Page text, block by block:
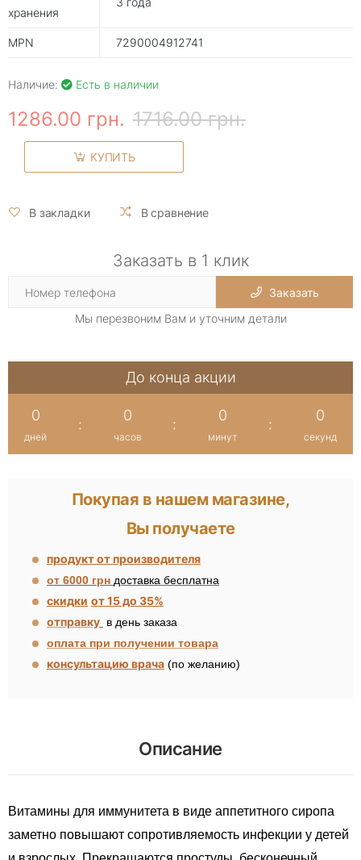
хранения
MPN 7290004912741
Наличие: Есть в наличии
1286.00 грн. 1716.00 грн.
КУПИТЬ
В закладки В сравнение
Заказать в 1 клик
Заказать
Мы перезвоним Вам и уточним детали
До конца акции
0
дней
:
0
часов
:
0
минут
:
0
секунд
Покупая в нашем магазине,
Вы получаете
продукт от производителя
от 6000 грн доставка бесплатна
скидки от 15 до 35%
отправку в день заказа
оплата при получении товара
консультацию врача (по желанию)
Описание
Витамины для иммунитета в виде аппетитного сиропа
заметно повышают сопротивляемость инфекции у детей